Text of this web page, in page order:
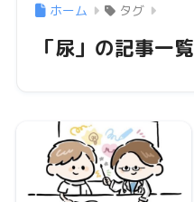
ホーム タグ
「尿」の記事一覧